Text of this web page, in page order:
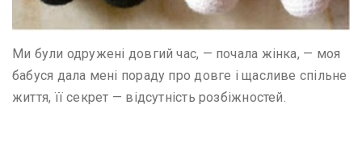
Ми були одружені довгий час, — почала жінка, — моя
бабуся дала мені пораду про довге і щасливе спільне
життя, її секрет — відсутність розбіжностей.